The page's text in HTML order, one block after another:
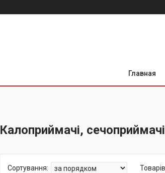
Главная
Калоприймачі, сечоприймачі